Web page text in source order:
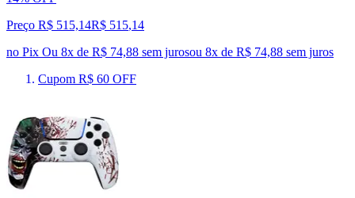
Preço R$ 515,14R$ 515,14
no Pix Ou 8x de R$ 74,88 sem jurosou 8x de R$ 74,88 sem juros
Cupom R$ 60 OFF